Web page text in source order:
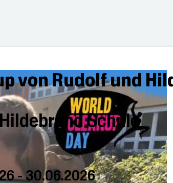
von Rudolf und
Schule
- 30.06.2026